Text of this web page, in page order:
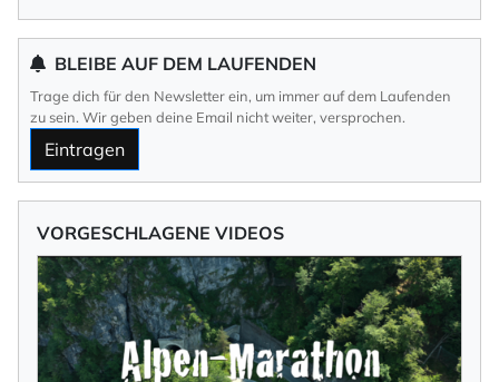
BLEIBE AUF DEM LAUFENDEN
Trage dich für den Newsletter ein, um immer auf dem Laufenden
zu sein. Wir geben deine Email nicht weiter, versprochen.
Eintragen
VORGESCHLAGENE VIDEOS